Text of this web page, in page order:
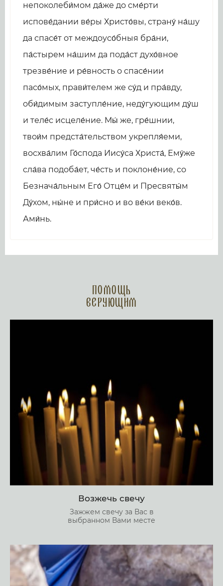
непоколеби́мом да́же до сме́рти
испове́дании ве́ры Христо́вы, страну́ на́шу
да спасе́т от междоусо́бныя бра́ни,
па́стырем на́шим да пода́ст духо́вное
трезве́ние и ре́вность о спасе́нии
пасо́мых, прави́телем же су́д и пра́вду,
оби́димым заступле́ние, неду́гующим ду́ш
и теле́с исцеле́ние. Мы́ же, гре́шнии,
твои́м предста́тельством укрепля́еми,
восхва́лим Го́спода Иису́са Христа́, Ему́же
сла́ва подоба́ет, че́сть и поклоне́ние, со
Безнача́льным Его́ Отце́м и Пресвяты́м
Ду́хом, ны́не и при́сно и во ве́ки веко́в.
Ами́нь.
Помощь
верующим
Возжечь свечу
Зажжем свечу за Вас в
выбранном Вами месте